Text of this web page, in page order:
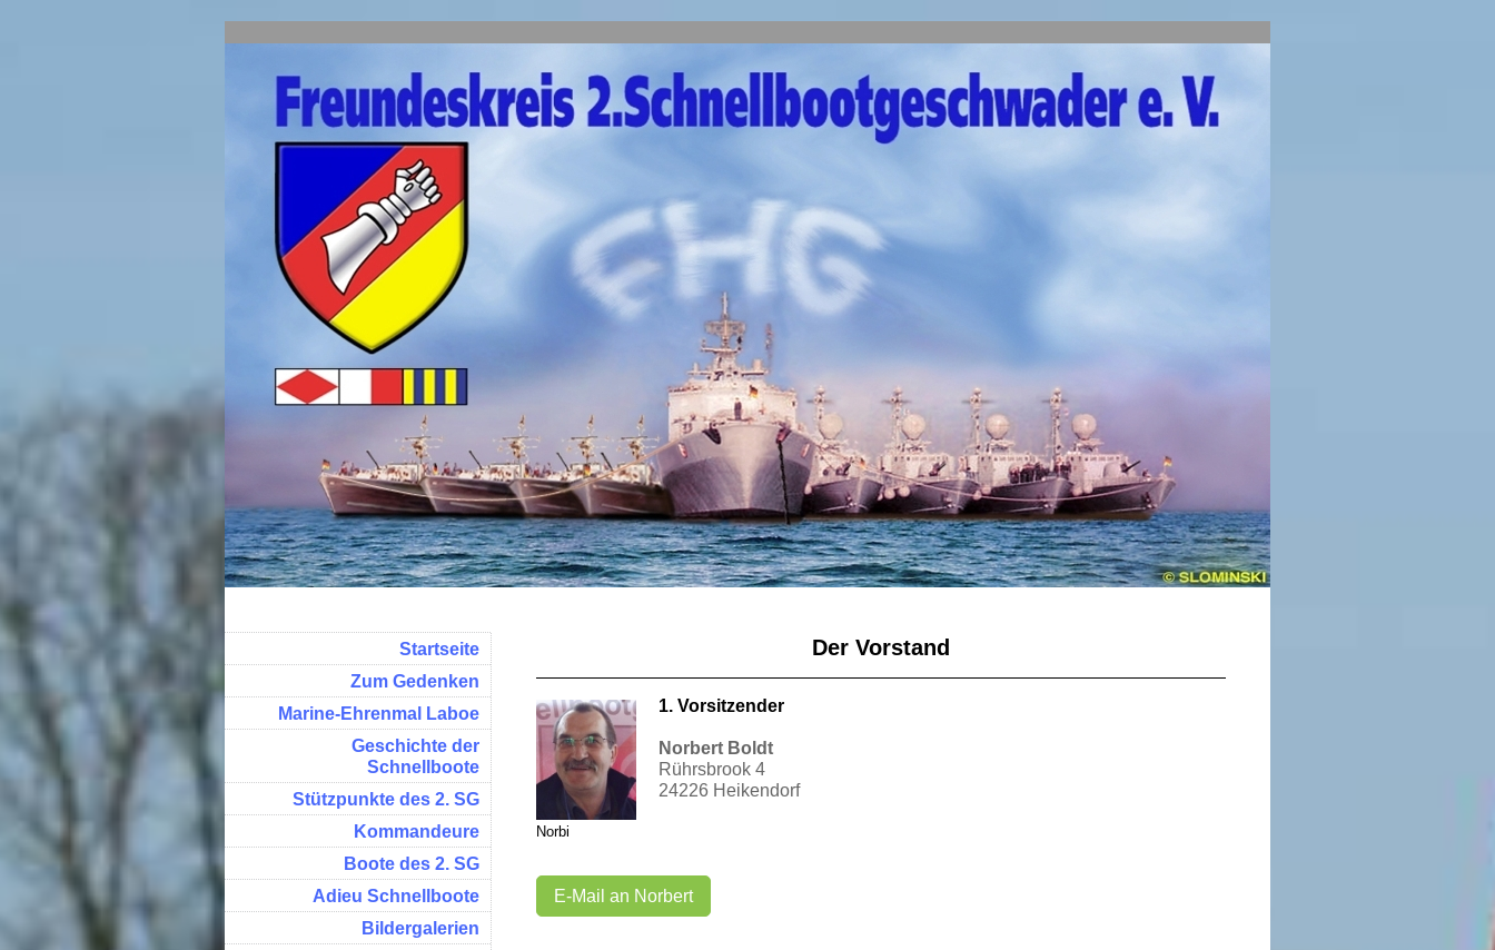
Der Vorstand
Norbi
1. Vorsitzender
Norbert Boldt
Rührsbrook 4
24226 Heikendorf
E-Mail an Norbert
Startseite
Zum Gedenken
Marine-Ehrenmal Laboe
Geschichte der
Schnellboote
Stützpunkte des 2. SG
Kommandeure
Boote des 2. SG
Adieu Schnellboote
Bildergalerien